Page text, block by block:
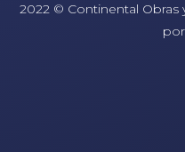
2022 © Continental Obras
por